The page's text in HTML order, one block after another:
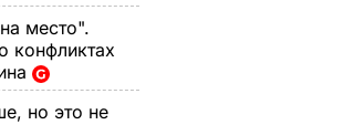
место".
конфликтах
но это не